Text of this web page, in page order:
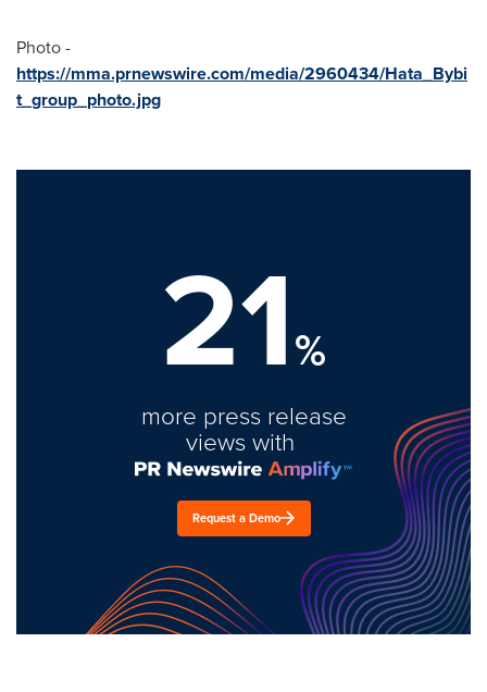
Photo -
https://mma.prnewswire.com/media/2960434/Hata_Bybi
t_group_photo.jpg
21%
more press release
views with
Request a Demo